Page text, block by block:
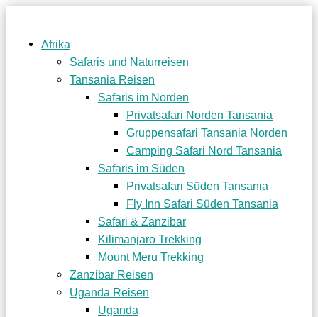
Afrika
Safaris und Naturreisen
Tansania Reisen
Safaris im Norden
Privatsafari Norden Tansania
Gruppensafari Tansania Norden
Camping Safari Nord Tansania
Safaris im Süden
Privatsafari Süden Tansania
Fly Inn Safari Süden Tansania
Safari & Zanzibar
Kilimanjaro Trekking
Mount Meru Trekking
Zanzibar Reisen
Uganda Reisen
Uganda